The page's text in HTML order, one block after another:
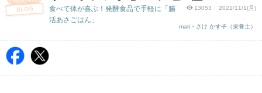
BLOG 13053 2021/11/1(月)
mari・さけ かす子（栄養士）
食べて体が喜ぶ！発酵食品で手軽に「腸
活あさごはん」